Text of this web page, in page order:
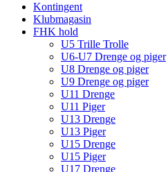
Kontingent
Klubmagasin
FHK hold
U5 Trille Trolle
U6-U7 Drenge og piger
U8 Drenge og piger
U9 Drenge og piger
U11 Drenge
U11 Piger
U13 Drenge
U13 Piger
U15 Drenge
U15 Piger
U17 Drenge